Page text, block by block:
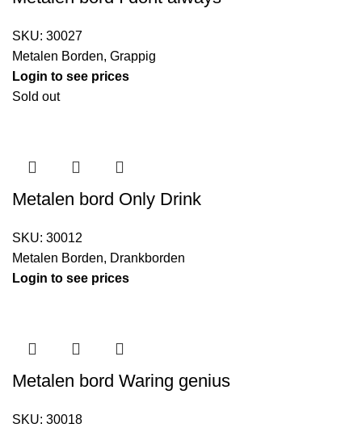
SKU: 30027
Metalen Borden, Grappig
Login to see prices
Sold out
Metalen bord Only Drink
SKU: 30012
Metalen Borden, Drankborden
Login to see prices
Metalen bord Waring genius
SKU: 30018